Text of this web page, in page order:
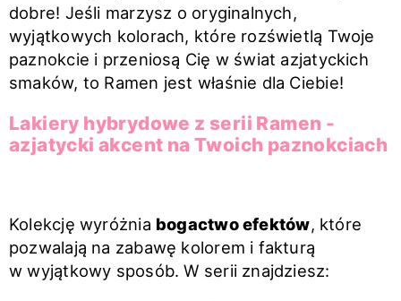
dobre! Jeśli marzysz o oryginalnych,
wyjątkowych kolorach, które rozświetlą Twoje
paznokcie i przeniosą Cię w świat azjatyckich
smaków, to Ramen jest właśnie dla Ciebie!
Lakiery hybrydowe z serii Ramen -
azjatycki akcent na Twoich paznokciach
Kolekcję wyróżnia bogactwo efektów, które
pozwalają na zabawę kolorem i fakturą
w wyjątkowy sposób. W serii znajdziesz: